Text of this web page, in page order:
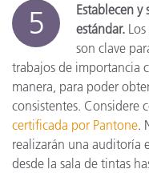
5
Establecen
estándar.
son clave
trabajos de importancia
manera, para poder
consistentes. Considere
certificada por Pantone.
realizarán una auditoría
desde la sala de tintas